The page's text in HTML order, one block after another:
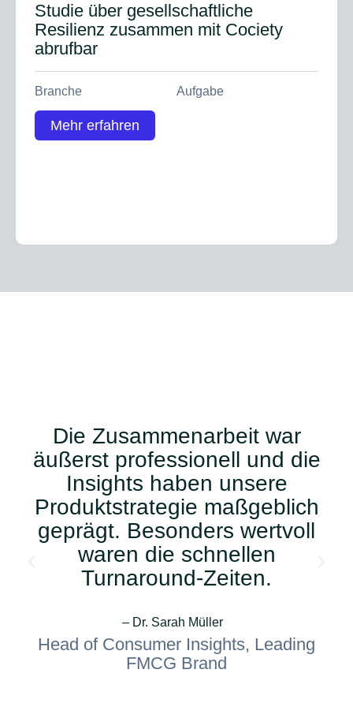
Studie über gesellschaftliche
Resilienz zusammen mit Cociety
abrufbar
Branche Aufgabe
Mehr erfahren
Die Zusammenarbeit war
äußerst professionell und die
Insights haben unsere
Produktstrategie maßgeblich
geprägt. Besonders wertvoll
waren die schnellen
Turnaround-Zeiten.
– Dr. Sarah Müller
Head of Consumer Insights, Leading
FMCG Brand